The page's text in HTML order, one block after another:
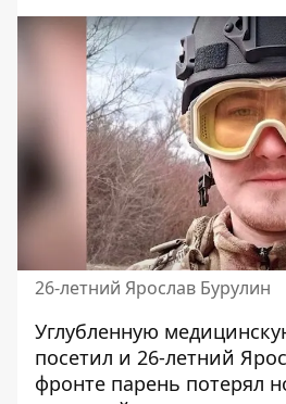
26-летний Ярослав Бурулин
Углубленную
посетил и 26-летний
фронте парень потерял